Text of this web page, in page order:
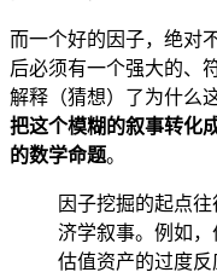
而一个好的因子，绝对
后必须有一个强大的、
解释（猜想）了为什么
把这个模糊的叙事转化
的数学命题。
因子挖掘的起点
济学叙事。例如
估值资产的过度